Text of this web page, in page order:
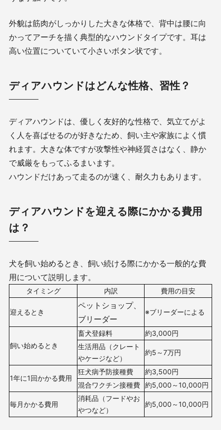
外貌は筋肉がしっかりした大きな体格で、背中は腰に向
かってアーチを描く典型的なハウンドタイプです。耳は
高い位置についていて小さいボタン状です。
ディアハウンドはどんな性格、習性？
ディアハウンドは、優しく友好的な性格で、気立てがよ
く人を喜ばせるのが好きなため、飼い主や家族によく慣
れます。大きな体ですが攻撃性や神経質さはなく、静か
で威厳をもってふるまいます。
ハウンドだけあって走るのが速く、耐久力もあります。
ディアハウンドを迎える際にかかる費用
は？
犬を飼い始めるとき、飼い続ける際にかかる一般的な費
用について説明します。
タイミング 内訳 費用の目安
迎えるとき
ペットショップ、
ブリーダー
※ブリーダーによる
飼い始めるとき
畜犬登録料
約3,000円
生活用品（クレート
やケージなど）
約5～7万円
1年に1回かかる費用
狂犬病予防接種費
約3,500円
混合ワクチン接種費 約5,000～10,000円
毎月かかる費用
消耗品（フードやお
やつなど）
約5,000～10,000円